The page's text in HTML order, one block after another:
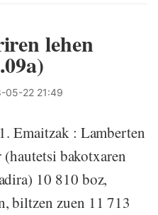
lehen
05-22 21:49
Emaitzak : Lamberten
bakotxaren
10 810 boz,
biltzen zuen 11 713